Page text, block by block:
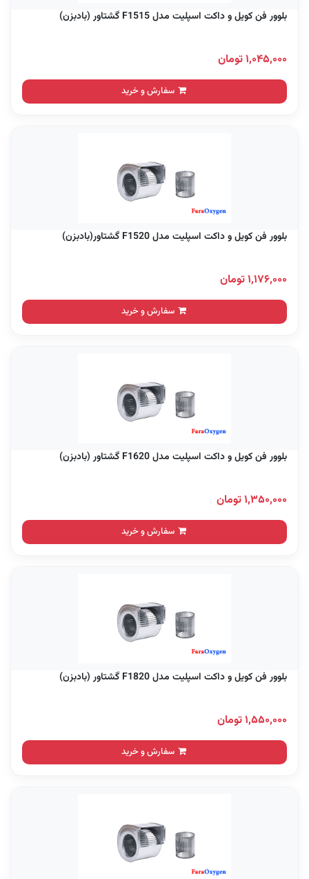
بلوور فن کویل و داکت اسپلیت مدل F1515 گشتاور (بادبزن)
۱,۰۴۵,۰۰۰ تومان
سفارش و خرید
بلوور فن کویل و داکت اسپلیت مدل F1520 گشتاور(بادبزن)
۱,۱۷۶,۰۰۰ تومان
سفارش و خرید
بلوور فن کویل و داکت اسپلیت مدل F1620 گشتاور (بادبزن)
۱,۳۵۰,۰۰۰ تومان
سفارش و خرید
بلوور فن کویل و داکت اسپلیت مدل F1820 گشتاور (بادبزن)
۱,۵۵۰,۰۰۰ تومان
سفارش و خرید